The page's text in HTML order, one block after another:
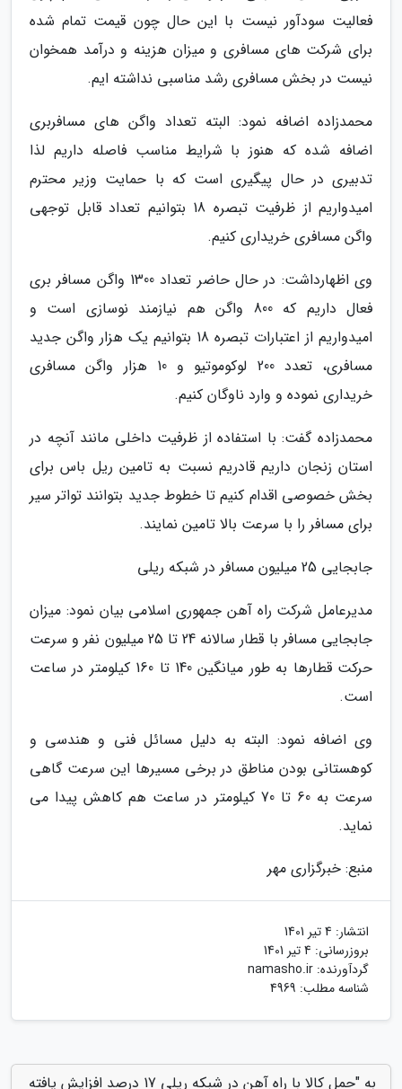
فعالیت سودآور نیست با این حال چون قیمت تمام شده
برای شرکت های مسافری و میزان هزینه و درآمد همخوان
نیست در بخش مسافری رشد مناسبی نداشته ایم.
محمدزاده اضافه نمود: البته تعداد واگن های مسافربری
اضافه شده که هنوز با شرایط مناسب فاصله داریم لذا
تدبیری در حال پیگیری است که با حمایت وزیر محترم
امیدواریم از ظرفیت تبصره 18 بتوانیم تعداد قابل توجهی
واگن مسافری خریداری کنیم.
وی اظهارداشت: در حال حاضر تعداد 1300 واگن مسافر بری
فعال داریم که 800 واگن هم نیازمند نوسازی است و
امیدواریم از اعتبارات تبصره 18 بتوانیم یک هزار واگن جدید
مسافری، تعدد 200 لوکوموتیو و 10 هزار واگن مسافری
خریداری نموده و وارد ناوگان کنیم.
محمدزاده گفت: با استفاده از ظرفیت داخلی مانند آنچه در
استان زنجان داریم قادریم نسبت به تامین ریل باس برای
بخش خصوصی اقدام کنیم تا خطوط جدید بتوانند تواتر سیر
برای مسافر را با سرعت بالا تامین نمایند.
جابجایی 25 میلیون مسافر در شبکه ریلی
مدیرعامل شرکت راه آهن جمهوری اسلامی بیان نمود: میزان
جابجایی مسافر با قطار سالانه 24 تا 25 میلیون نفر و سرعت
حرکت قطارها به طور میانگین 140 تا 160 کیلومتر در ساعت
است.
وی اضافه نمود: البته به دلیل مسائل فنی و هندسی و
کوهستانی بودن مناطق در برخی مسیرها این سرعت گاهی
سرعت به 60 تا 70 کیلومتر در ساعت هم کاهش پیدا می
نماید.
منبع: خبرگزاری مهر
انتشار: 4 تیر 1401
بروزرسانی: 4 تیر 1401
گردآورنده: namasho.ir
شناسه مطلب: 4969
به "حمل کالا با راه آهن در شبکه ریلی 17 درصد افزایش یافته